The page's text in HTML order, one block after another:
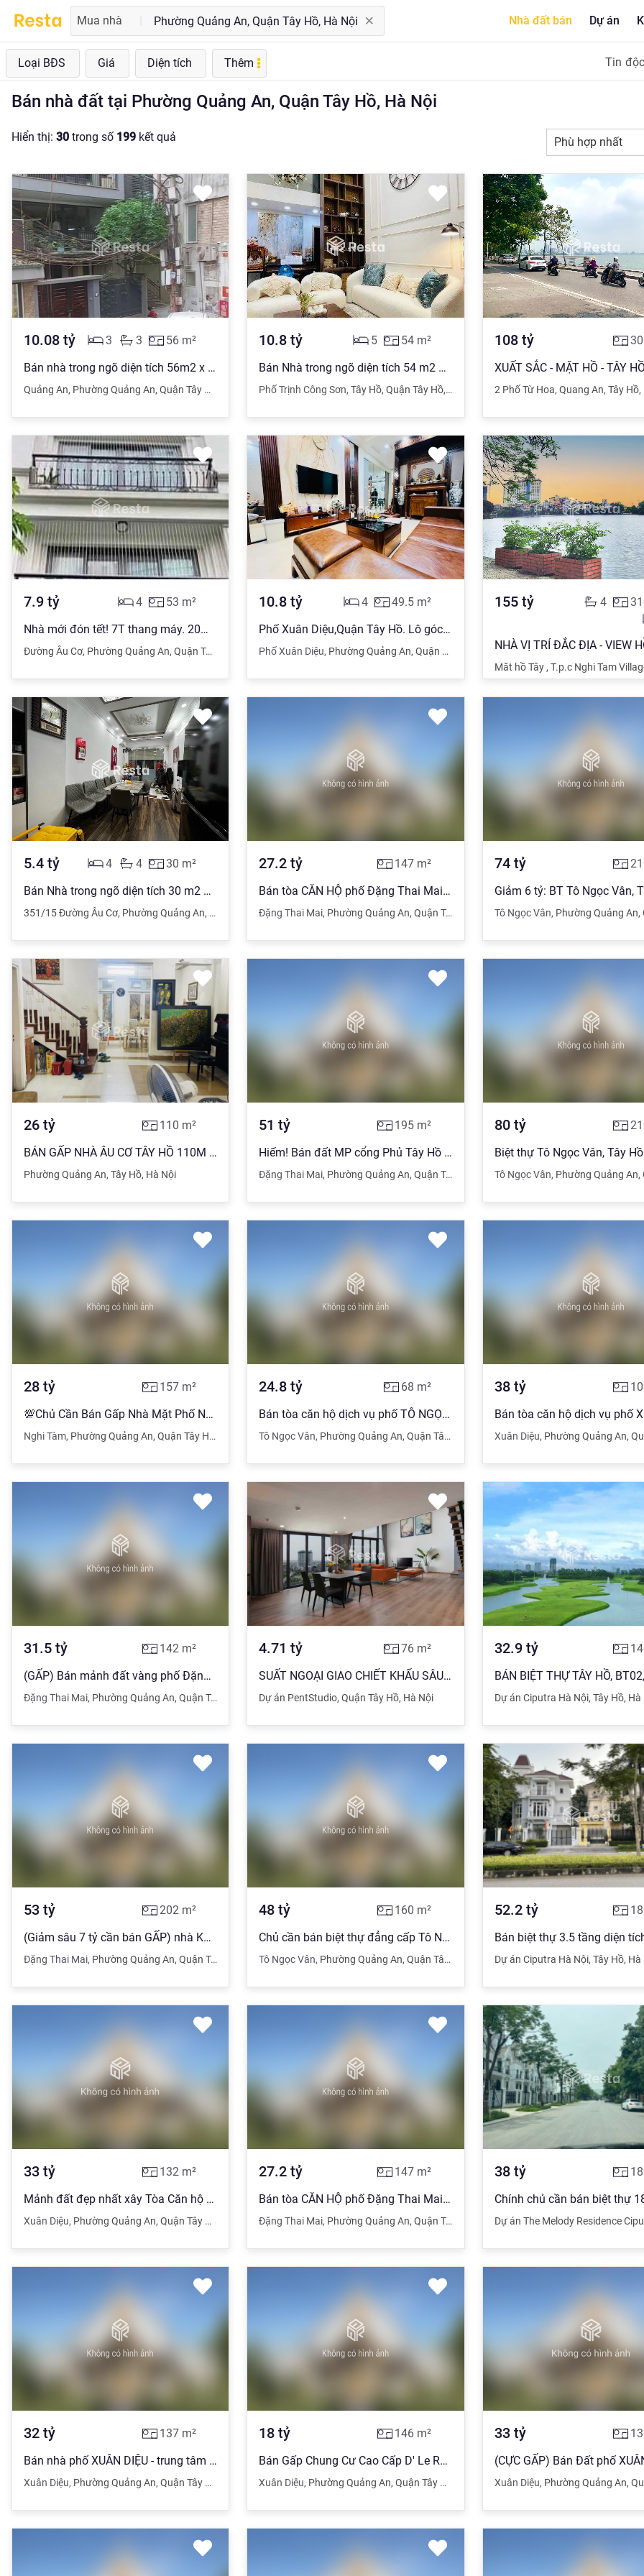
Mua nhà Nhà đất bán Dự án
Loại BĐS Giá Diện tích Thêm Tin
Bán nhà đất tại Phường Quảng An, Quận Tây Hồ, Hà Nội
Hiển thị: 30 trong số 199 kết quả Phù hợp nhất
10.08 tỷ 56 m²
3
3
Bán nhà trong ngõ diện tích 56m2 x 3 tầng, mặt tiền 4,1m, số 1A ngõ 111 Xuân Diệu, Quảng An, Tây Hồ giá 10,08 tỷ đồng
Quảng An, Phường Quảng An, Quận Tây Hồ
10.8 tỷ 54 m²
5
Bán Nhà trong ngõ diện tích 54 m2 Phường Quảng An, Tây Hồ giá 10.8 tỷ đồng
Phố Trịnh Công Sơn,Tây Hồ,Quận Tây Hồ, Hà Nội
108tỷ
2 Phố Từ Hoa, Quang An, Tây Hồ,
7.9 tỷ 53 m²
4
Nhà mới đón tết! 7T thang máy. 20m ra phố, MT: 5M
Đường Âu Cơ, Phường Quảng An, Quận Tây Hồ Hà Nội
10.8 tỷ 49.5 m²
4
Phố Xuân Diệu,Quận Tây Hồ. Lô góc 2 thoáng,1 bước lên oto. Mặt ngõ kinh doanh, tặng ful nội thất
Phố Xuân Diệu, Phường Quảng An,Quận Tây Hồ Hà Nội
155tỷ
4
Măt hồ Tây , T.p.c Nghi Tam
5.4 tỷ 30 m²
4
4
Bán Nhà trong ngõ diện tích 30 m2 351/15 Đường Âu Cơ, Phường Quảng An giá 5.4 tỷ đồng
351/15 Đường Âu Cơ, Phường Quảng An, ,Hà Nội
27.2 tỷ 147 m²
Bán tòa CĂN HỘ phố Đặng Thai Mai, 3500 USD/tháng, 147m2, mt 8m,27.2 tỷ
Đặng Thai Mai, Phường Quảng An,Quận Tây Hồ Hà Nội
74tỷ
Tô Ngọc Vân, Phường Quảng An,
26 tỷ 110 m²
BÁN GẤP NHÀ ÂU CƠ TÂY HỒ 110M 3 TẦNG MT 7M Ô TÔ TRÁNH TRUNG TÂM
Phường Quảng An, Tây Hồ, Hà Nội
51 tỷ 195 m²
Hiếm! Bán đất MP cổng Phủ Tây Hồ 195m2 ,MT10m kinh doanh lớn giá 51 tỷ
Đặng Thai Mai, Phường Quảng An,Quận Tây Hồ Hà Nội
80tỷ
Tô Ngọc Vân, Phường Quảng An,
28 tỷ 157 m²
💯Chủ Cần Bán Gấp Nhà Mặt Phố Nghi Tàm 157m2 - Giá 28Tỷ
Nghi Tàm, Phường Quảng An, Quận Tây Hồ
24.8 tỷ 68 m²
Bán tòa căn hộ dịch vụ phố TÔ NGỌC VÂN, LÔ GÓC, 68m2 x 8 tầng, 24.8 tỷ
Tô Ngọc Vân, Phường Quảng An,Quận Tây Hồ Hà Nội
38tỷ
Xuân Diệu, Phường Quảng An,
31.5 tỷ 142 m²
(GẤP) Bán mảnh đất vàng phố Đặng Thai Mai - TÂY HỒ, Ô TÔ, 142m, mt 9m
Đặng Thai Mai, Phường Quảng An, Quận Tây Hồ Hà Nội
4.71 tỷ 76 m²
SUẤT NGOẠI GIAO CHIẾT KHẤU SÂU, CAM KẾT GIÁ TỐT NHẤT THỊ TRƯỜNG TẠI PENTSTUDIO TÂY HỒ 0989 021 ***
Dự án PentStudio,Quận Tây Hồ, Hà Nội
32.9tỷ
Dự án Ciputra Hà Nội, Tây Hồ, Hà
53 tỷ 202 m²
(Giảm sâu 7 tỷ cần bán GẤP) nhà KD mặt phố ĐẶNG THAI MAI, 202m2, 53 tỷ
Đặng Thai Mai, Phường Quảng An, Quận Tây Hồ Hà Nội
48 tỷ 160 m²
Chủ cần bán biệt thự đẳng cấp Tô Ngọc Vân giá 48 tỷ 160m x 4 tầng
Tô Ngọc Vân, Phường Quảng An,Quận Tây Hồ Hà Nội
52.2tỷ
Dự án Ciputra Hà Nội, Tây Hồ, Hà
33 tỷ 132 m²
Mảnh đất đẹp nhất xây Tòa Căn hộ dịch vụ, lô góc, phố XUÂN DIỆU, 132m2
Xuân Diệu, Phường Quảng An, Quận Tây Hồ
27.2 tỷ 147 m²
Bán tòa CĂN HỘ phố Đặng Thai Mai - VIP TÂY HỒ, 3500 USD/tháng, 147m2
Đặng Thai Mai, Phường Quảng An,Quận Tây Hồ Hà Nội
38tỷ
Dự án The Melody Residence
32 tỷ 137 m²
Bán nhà phố XUÂN DIỆU - trung tâm Hồ Tây, Ô TÔ ĐỖ CỔNG, 137m2, mt 9m
Xuân Diệu, Phường Quảng An, Quận Tây Hồ
18 tỷ 146 m²
Bán Gấp Chung Cư Cao Cấp D' Le Roi Soleil 59 Xuân Diệu 146m2 18 Tỷ .
Xuân Diệu, Phường Quảng An,Quận Tây Hồ
33tỷ
Xuân Diệu, Phường Quảng An,